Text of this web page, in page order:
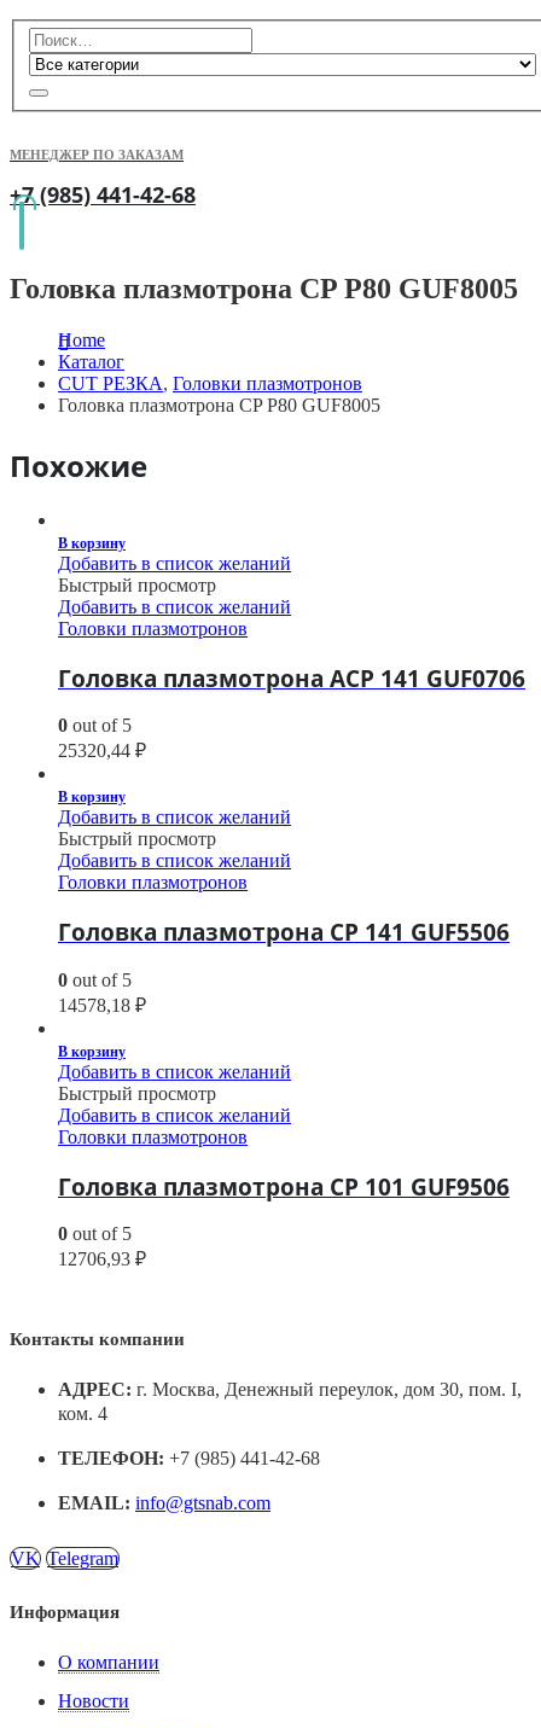
МЕНЕДЖЕР ПО ЗАКАЗАМ
+7 (985) 441-42-68
Головка плазмотрона CP P80 GUF8005
Home
Каталог
CUT РЕЗКА, Головки плазмотронов
Головка плазмотрона CP P80 GUF8005
Похожие
В корзину
Добавить в список желаний
Быстрый просмотр
Добавить в список желаний
Головки плазмотронов
Головка плазмотрона ACP 141 GUF0706
0 out of 5
25320,44 ₽
В корзину
Добавить в список желаний
Быстрый просмотр
Добавить в список желаний
Головки плазмотронов
Головка плазмотрона CP 141 GUF5506
0 out of 5
14578,18 ₽
В корзину
Добавить в список желаний
Быстрый просмотр
Добавить в список желаний
Головки плазмотронов
Головка плазмотрона CP 101 GUF9506
0 out of 5
12706,93 ₽
Контакты компании
АДРЕС: г. Москва, Денежный переулок, дом 30, пом. I,
ком. 4
ТЕЛЕФОН: +7 (985) 441-42-68
EMAIL: info@gtsnab.com
VK Telegram
Информация
О компании
Новости